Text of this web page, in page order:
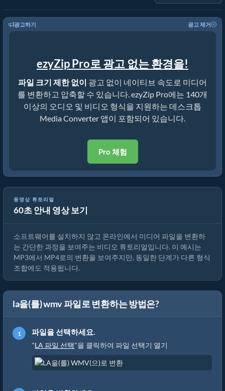
광고하기 광고 제거
ezyZip Pro로 광고 없는 환경을!
파일 크기 제한 없이 광고 없이 네이티브 속도로 미디어
를 변환하고 압축할 수 있습니다. ezyZip Pro에는 140개
이상의 오디오 및 비디오 형식을 지원하는 데스크톱
Media Converter 앱이 포함되어 있습니다.
Pro 체험
동영상 튜토리얼
60초 안내 영상 보기
미디어 파일 변환 방법
소프트웨어를 설치하지 않고 온라인에서 미디어 파일을 변환하
는 간단한 과정을 보여주는 비디오 튜토리얼입니다. 이 예시는
MP3에서 MP4로의 변환을 보여주지만, 동일한 단계가 다른 형식
조합에도 적용됩니다.
la을(를) wmv 파일로 변환하는 방법은?
파일을 선택하세요.
"LA 파일 선택"을 클릭하여 파일 선택기 열기